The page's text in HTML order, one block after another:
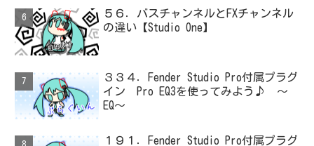
５６．バスチャンネルとFXチャンネル
の違い【Studio One】
３３４．Fender Studio Pro付属プラグ
イン Pro EQ3を使ってみよう♪ ～
EQ～
１９１．Fender Studio Pro付属プラグ